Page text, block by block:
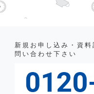
新規お申し込み・資
問い合わせ下さい